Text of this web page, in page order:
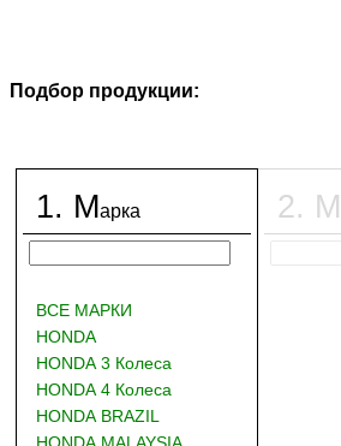
Подбор продукции:
1. Марка
ВСЕ МАРКИ
HONDA
HONDA 3 Колеса
HONDA 4 Колеса
HONDA BRAZIL
2. М